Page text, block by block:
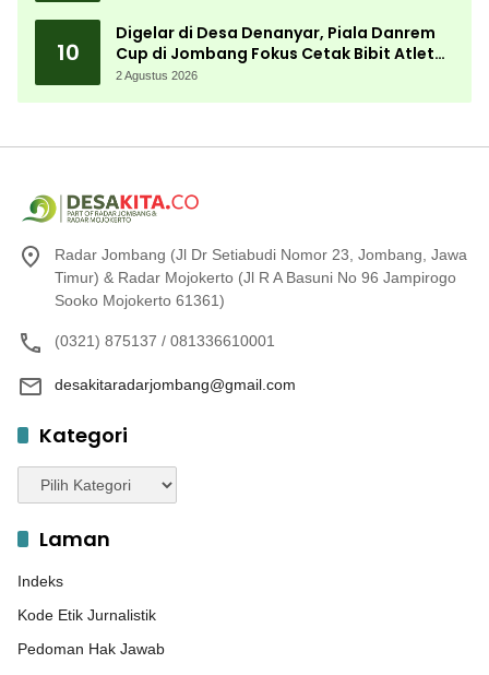
10
Digelar di Desa Denanyar, Piala Danrem
Cup di Jombang Fokus Cetak Bibit Atlet
Menembak Berprestasi
2 Agustus 2026
Radar Jombang (Jl Dr Setiabudi Nomor 23, Jombang, Jawa
Timur) & Radar Mojokerto (Jl R A Basuni No 96 Jampirogo
Sooko Mojokerto 61361)
(0321) 875137 / 081336610001
desakitaradarjombang@gmail.com
Kategori
Kategori
Laman
Indeks
Kode Etik Jurnalistik
Pedoman Hak Jawab